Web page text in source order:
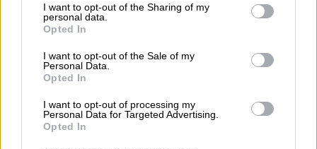
not limited to your visit or usage behaviour. You may click to
grant or deny consent to Google and its third-party tags to
use your data for below specified purposes in below Google
consent section.
I want to opt-out of the Sharing of my
personal data.
Opted In
I want to opt-out of the Sale of my
Personal Data.
Opted In
I want to opt-out of processing my
Personal Data for Targeted Advertising.
Opted In
Τα στοιχεία που μας παρείχε δημιούργησαν
περισσότερες απορίες και αμφιβολίες από
όσες προϋπήρχαν. Το γραφείο μου ζήτησε
περαιτέρω διευκρινίσεις και στοιχεία, τα
ημέρα της έναρξης των εργασιών της
Βουλής.